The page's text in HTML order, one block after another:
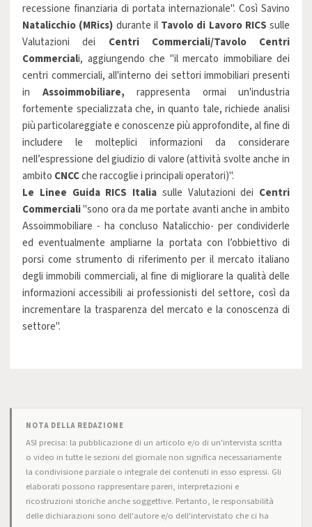
recessione finanziaria di portata internazionale". Così Savino
Natalicchio (MRics) durante il Tavolo di Lavoro RICS sulle
Valutazioni dei Centri Commerciali/Tavolo Centri
Commerciali, aggiungendo che "il mercato immobiliare dei
centri commerciali, all'interno dei settori immobiliari presenti
in Assoimmobiliare, rappresenta ormai un'industria
fortemente specializzata che, in quanto tale, richiede analisi
più particolareggiate e conoscenze più approfondite, al fine di
includere le molteplici informazioni da considerare
nell’espressione del giudizio di valore (attività svolte anche in
ambito CNCCche raccoglie i principali operatori)".
Le Linee Guida RICS Italia sulle Valutazioni dei Centri
Commerciali"sono ora da me portate avanti anche in ambito
Assoimmobiliare - ha concluso Natalicchio- per condividerle
ed eventualmente ampliarne la portata con l’obbiettivo di
porsi come strumento di riferimento per il mercato italiano
degli immobili commerciali, al fine di migliorare la qualità delle
informazioni accessibili ai professionisti del settore, così da
incrementare la trasparenza del mercato e la conoscenza di
settore".
NOTA DELLA REDAZIONE
ASI precisa: la pubblicazione di un articolo e/o di un'intervista scritta
o video in tutte le sezioni del giornale non significa necessariamente
la condivisione parziale o integrale dei contenuti in esso espressi. Gli
elaborati possono rappresentare pareri, interpretazioni e
ricostruzioni storiche anche soggettive. Pertanto, le responsabilità
delle dichiarazioni sono dell'autore e/o dell'intervistato che ci ha